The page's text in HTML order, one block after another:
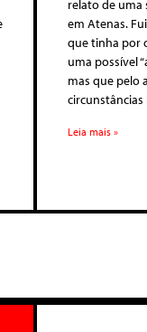
relato de uma
em Atenas.
que tinha por
uma possível
mas que pelo
circunstâncias
Leia mais »